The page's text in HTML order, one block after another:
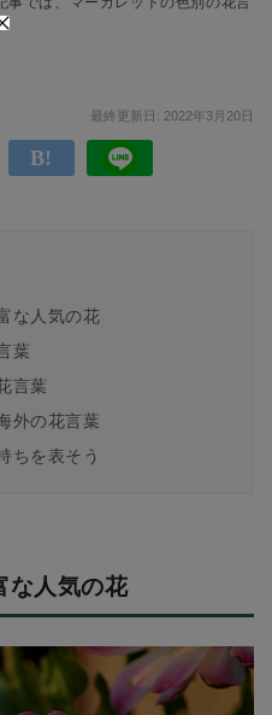
最終更新日: 2022年3月20日
な人気の花
葉
言葉
外の花言葉
ちを表そう
な人気の花